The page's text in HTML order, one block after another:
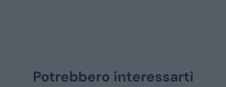
Potrebbero interessarti